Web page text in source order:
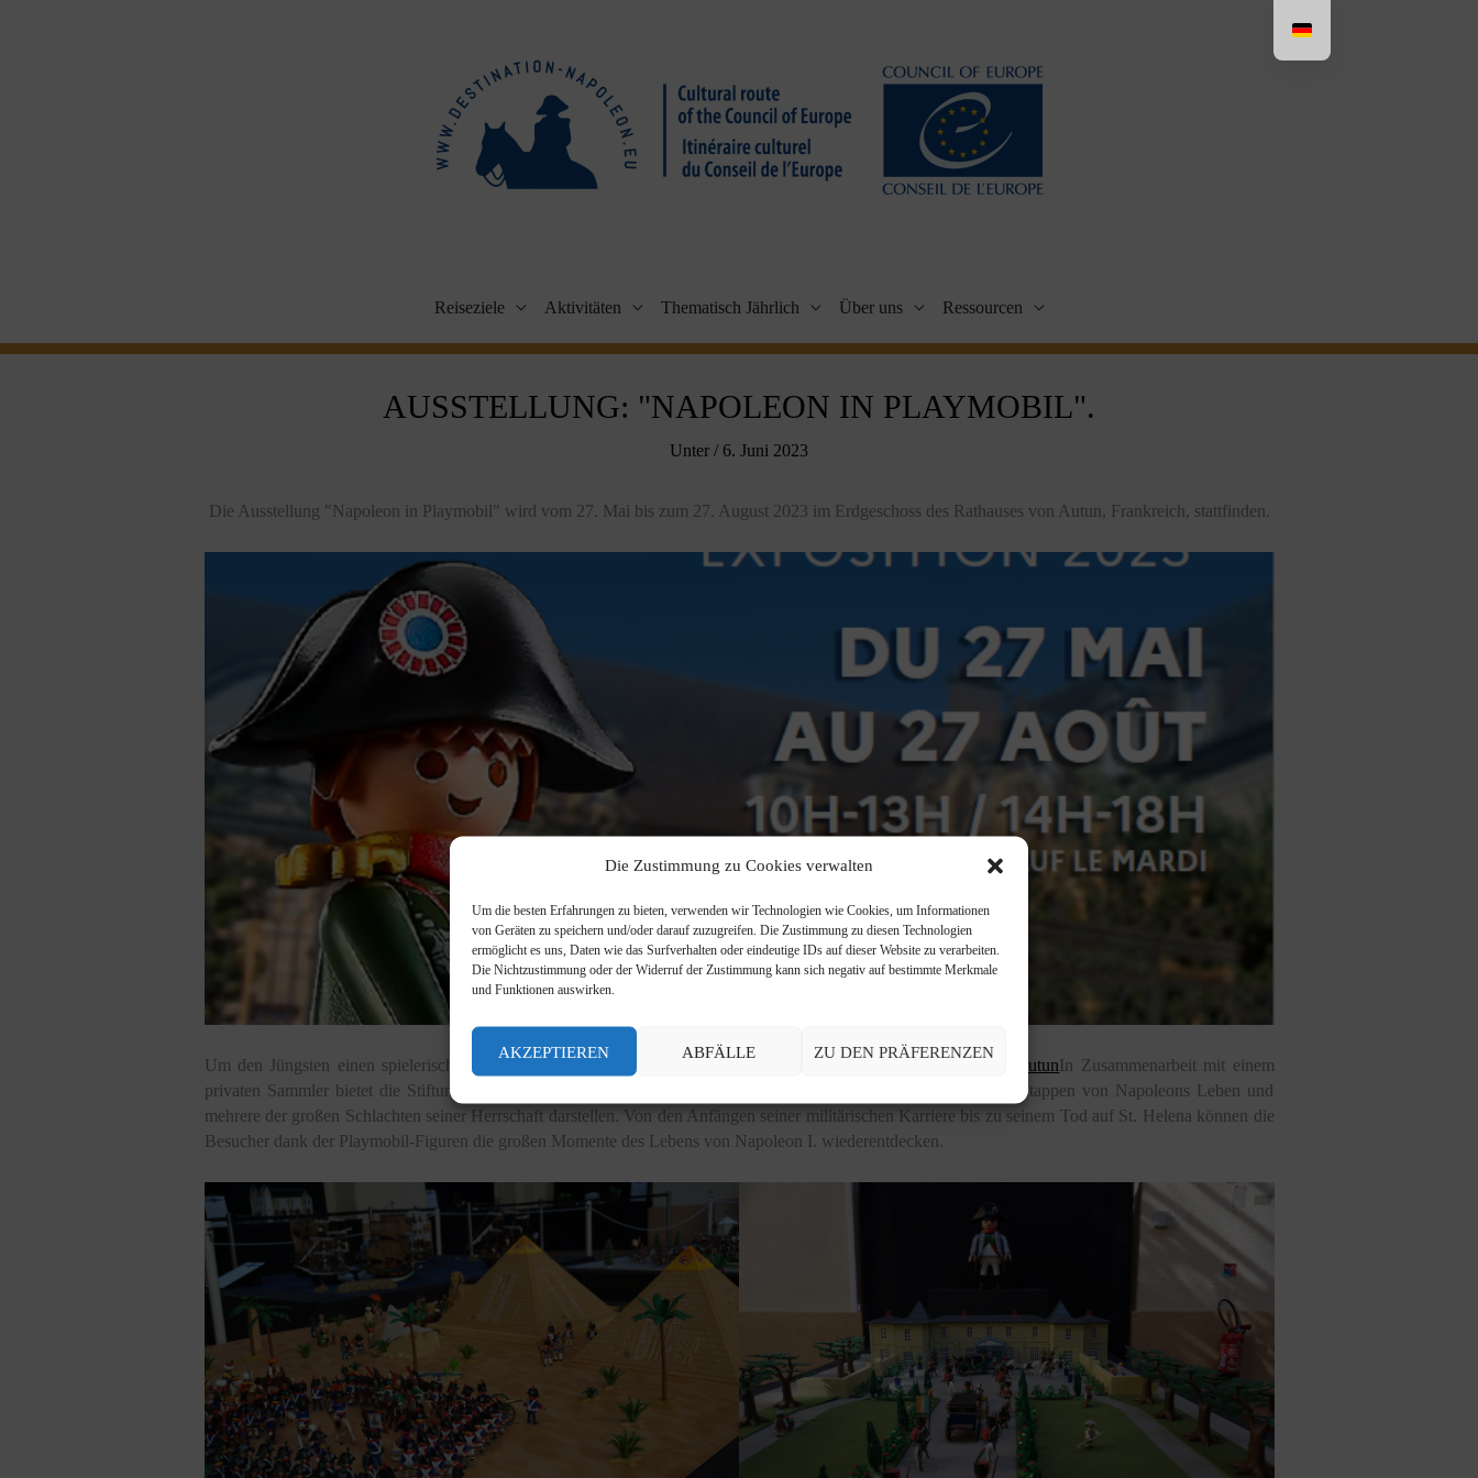
Die Zustimmung zu Cookies verwalten
Um die besten Erfahrungen zu bieten, verwenden wir Technologien wie Cookies, um Informationen
von Geräten zu speichern und/oder darauf zuzugreifen. Die Zustimmung zu diesen Technologien
ermöglicht es uns, Daten wie das Surfverhalten oder eindeutige IDs auf dieser Website zu verarbeiten.
Die Nichtzustimmung oder der Widerruf der Zustimmung kann sich negativ auf bestimmte Merkmale
und Funktionen auswirken.
AKZEPTIEREN ABFÄLLE ZU DEN PRÄFERENZEN
Reiseziele Aktivitäten Thematisch Jährlich Über uns Ressourcen
AUSSTELLUNG: "NAPOLEON IN PLAYMOBIL".
Unter / 6. Juni 2023
Die Ausstellung "Napoleon in Playmobil" wird vom 27. Mai bis zum 27. August 2023 im Erdgeschoss des Rathauses von Autun, Frankreich, stattfinden.
Um den Jüngsten einen spielerischen und zugleich didaktischen Einblick zu geben, hat die Stadtverwaltung von AutunIn Zusammenarbeit mit einem
privaten Sammler bietet die Stiftung eine Ausstellung von Playmobilfiguren, die in 19 Bildern die verschiedenen Etappen von Napoleons Leben und
mehrere der großen Schlachten seiner Herrschaft darstellen. Von den Anfängen seiner militärischen Karriere bis zu seinem Tod auf St. Helena können die
Besucher dank der Playmobil-Figuren die großen Momente des Lebens von Napoleon I. wiederentdecken.